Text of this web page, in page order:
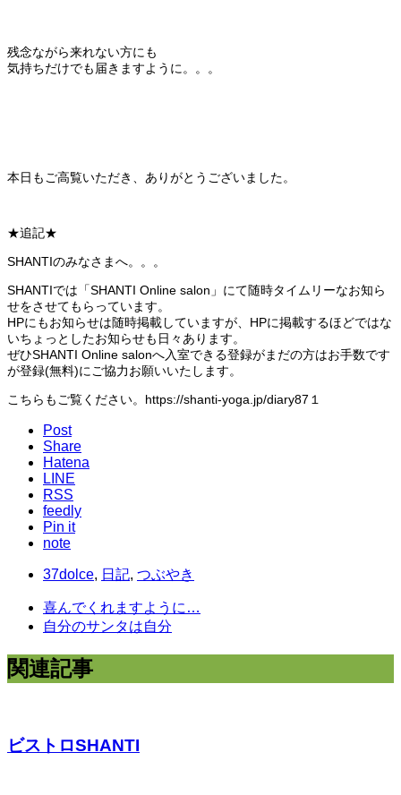
残念ながら来れない方にも
気持ちだけでも届きますように。。。
本日もご高覧いただき、ありがとうございました。
★追記★
SHANTIのみなさまへ。。。
SHANTIでは「SHANTI Online salon」にて随時タイムリーなお知ら
せをさせてもらっています。
HPにもお知らせは随時掲載していますが、HPに掲載するほどではな
いちょっとしたお知らせも日々あります。
ぜひSHANTI Online salonへ入室できる登録がまだの方はお手数です
が登録(無料)にご協力お願いいたします。
こちらもご覧ください。https://shanti-yoga.jp/diary87１
Post
Share
Hatena
LINE
RSS
feedly
Pin it
note
37dolce, 日記, つぶやき
喜んでくれますように…
自分のサンタは自分
関連記事
ビストロSHANTI